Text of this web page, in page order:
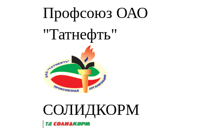
Профсоюз ОАО
"Татнефть"
СОЛИДКОРМ